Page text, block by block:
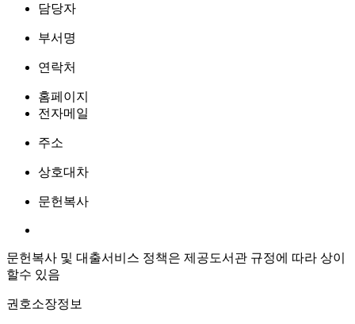
담당자
부서명
연락처
홈페이지
전자메일
주소
상호대차
문헌복사
문헌복사 및 대출서비스 정책은 제공도서관 규정에 따라 상이
할수 있음
권호소장정보